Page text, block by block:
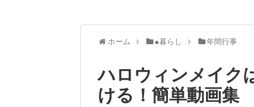
ホーム ●暮らし 年間行事
ハロウィンメイク
ける！簡単動画集